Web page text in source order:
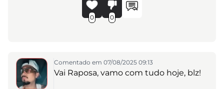
0 0
Comentado em 07/08/2025 09:13
Vai Raposa, vamo com tudo hoje, blz!